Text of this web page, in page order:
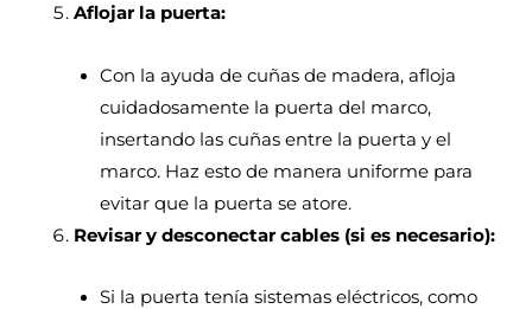
Aflojar la puerta:
Con la ayuda de cuñas de madera, afloja
cuidadosamente la puerta del marco,
insertando las cuñas entre la puerta y el
marco. Haz esto de manera uniforme para
evitar que la puerta se atore.
Revisar y desconectar cables (si es necesario):
Si la puerta tenía sistemas eléctricos, como